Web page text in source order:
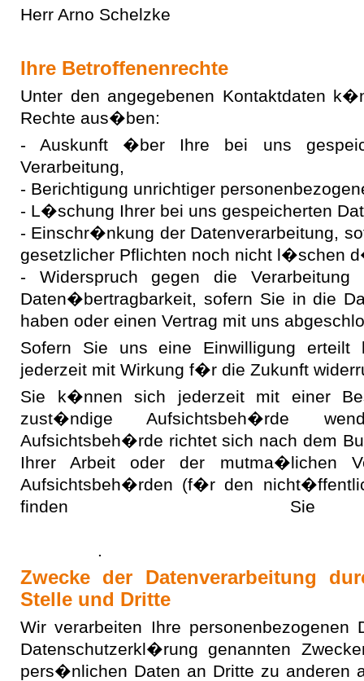
Herr Arno Schelzke
Ihre Betroffenenrechte
Unter den angegebenen Kontaktdaten
Rechte aus�ben:
- Auskunft �ber Ihre bei uns
Verarbeitung,
- Berichtigung unrichtiger
- L�schung Ihrer bei uns gespeicherten
- Einschr�nkung der Datenverarbeitung,
gesetzlicher Pflichten noch nicht l�schen
- Widerspruch gegen die
Daten�bertragbarkeit, sofern Sie in die
haben oder einen Vertrag mit uns
Sofern Sie uns eine Einwilligung
jederzeit mit Wirkung f�r die Zukunft
Sie k�nnen sich jederzeit mit einer
zust�ndige Aufsichtsbeh�rde
Aufsichtsbeh�rde richtet sich nach dem
Ihrer Arbeit oder der mutma�lichen
Aufsichtsbeh�rden (f�r den
finden
.
Zwecke der Datenverarbeitung
Stelle und Dritte
Wir verarbeiten Ihre
Datenschutzerkl�rung genannten
pers�nlichen Daten an Dritte zu anderen